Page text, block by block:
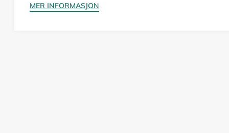
MER INFORMASJON